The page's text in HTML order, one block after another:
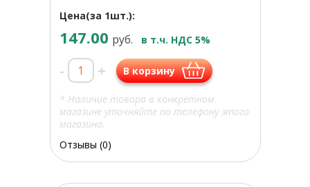
Цена(за 1шт.):
147.00 руб. в т.ч. НДС 5%
- + В корзину
* Наличие товара в конкретном
магазине уточняйте по телефону этого
магазина.
Отзывы (0)